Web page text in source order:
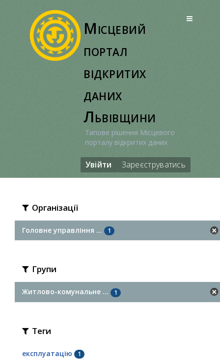
Місцевий
портал
відкритих
даних
Львівщини
Типове рішення Місцевого
порталу відкритих даних
Увійти Зареєструватись
Організації
Головне управління ... 1
Групи
Житлово-комунальне ... 1
Теги
експлуатацію 1